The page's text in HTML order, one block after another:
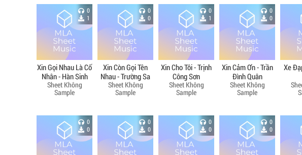
0
1
Xin Gọi Nhau Là Cố
Nhân - Hàn Sinh
Sheet Không
Sample
0
0
Xin Còn Gọi Tên
Nhau - Trường Sa
Sheet Không
Sample
0
1
Xin Cho Tôi - Trịnh
Công Sơn
Sheet Không
Sample
0
0
Xin Cảm Ơn - Trần
Đình Quân
Sheet Không
Sample
Xe
0
0
0
0
0
0
0
0